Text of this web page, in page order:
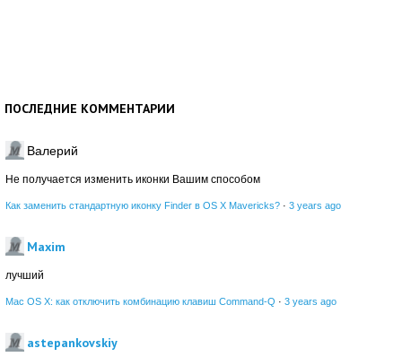
ПОСЛЕДНИЕ КОММЕНТАРИИ
Валерий
Не получается изменить иконки Вашим способом
Как заменить стандартную иконку Finder в OS X Mavericks? · 3 years ago
Maxim
лучший
Mac OS X: как отключить комбинацию клавиш Command-Q · 3 years ago
astepankovskiy